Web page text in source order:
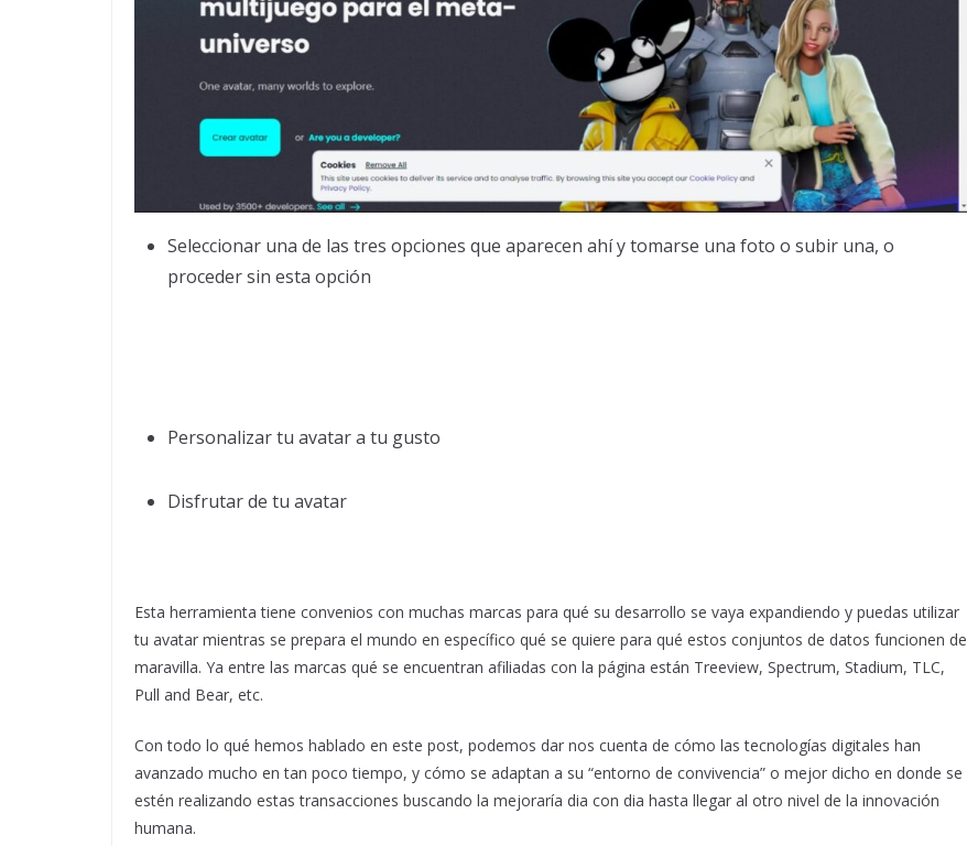
Seleccionar una de las tres opciones que aparecen ahí y tomarse una foto o subir una, o
proceder sin esta opción
Personalizar tu avatar a tu gusto
Disfrutar de tu avatar
Esta herramienta tiene convenios con muchas marcas para qué su desarrollo se vaya expandiendo y puedas utilizar
tu avatar mientras se prepara el mundo en específico qué se quiere para qué estos conjuntos de datos funcionen de
maravilla. Ya entre las marcas qué se encuentran afiliadas con la página están Treeview, Spectrum, Stadium, TLC,
Pull and Bear, etc.
Con todo lo qué hemos hablado en este post, podemos dar nos cuenta de cómo las tecnologías digitales han
avanzado mucho en tan poco tiempo, y cómo se adaptan a su “entorno de convivencia” o mejor dicho en donde se
estén realizando estas transacciones buscando la mejoraría dia con dia hasta llegar al otro nivel de la innovación
humana.